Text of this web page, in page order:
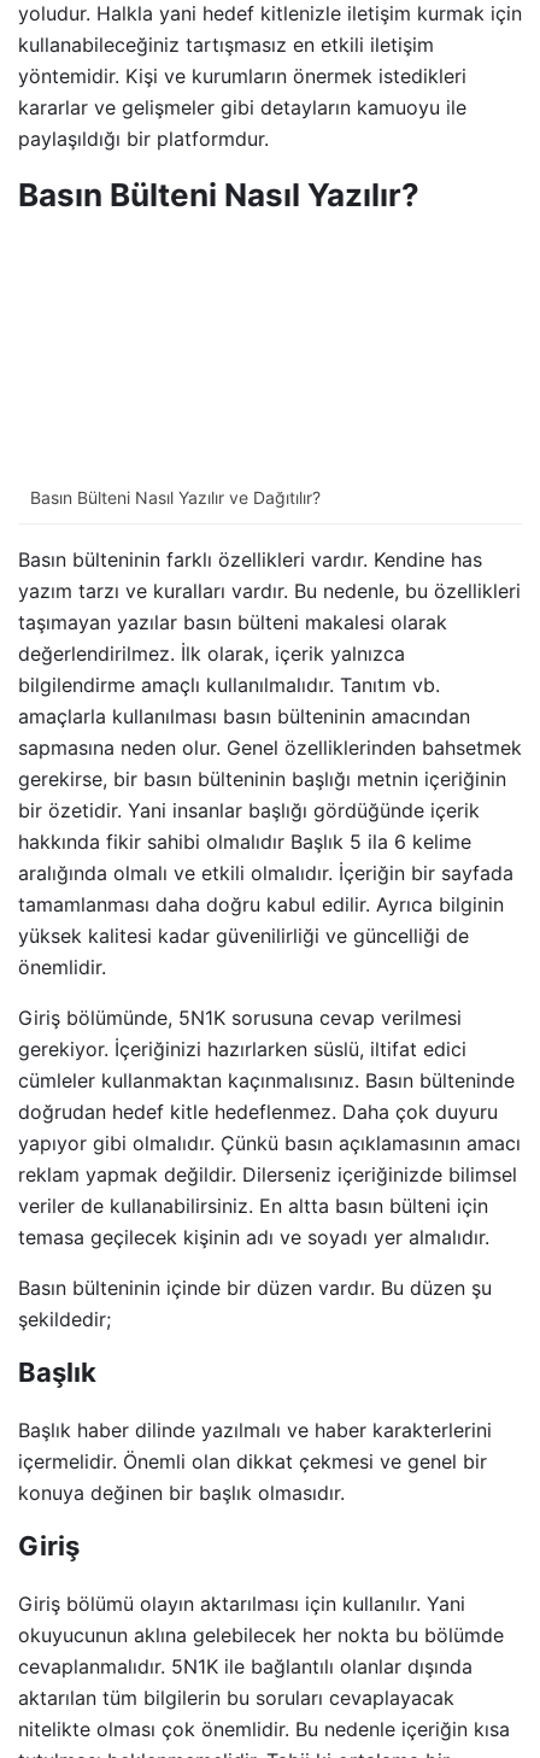
yoludur. Halkla yani hedef kitlenizle iletişim kurmak için
kullanabileceğiniz tartışmasız en etkili iletişim
yöntemidir. Kişi ve kurumların önermek istedikleri
kararlar ve gelişmeler gibi detayların kamuoyu ile
paylaşıldığı bir platformdur.
Basın Bülteni Nasıl Yazılır?
Basın Bülteni Nasıl Yazılır ve Dağıtılır?
Basın bülteninin farklı özellikleri vardır. Kendine has
yazım tarzı ve kuralları vardır. Bu nedenle, bu özellikleri
taşımayan yazılar basın bülteni makalesi olarak
değerlendirilmez. İlk olarak, içerik yalnızca
bilgilendirme amaçlı kullanılmalıdır. Tanıtım vb.
amaçlarla kullanılması basın bülteninin amacından
sapmasına neden olur. Genel özelliklerinden bahsetmek
gerekirse, bir basın bülteninin başlığı metnin içeriğinin
bir özetidir. Yani insanlar başlığı gördüğünde içerik
hakkında fikir sahibi olmalıdır Başlık 5 ila 6 kelime
aralığında olmalı ve etkili olmalıdır. İçeriğin bir sayfada
tamamlanması daha doğru kabul edilir. Ayrıca bilginin
yüksek kalitesi kadar güvenilirliği ve güncelliği de
önemlidir.
Giriş bölümünde, 5N1K sorusuna cevap verilmesi
gerekiyor. İçeriğinizi hazırlarken süslü, iltifat edici
cümleler kullanmaktan kaçınmalısınız. Basın bülteninde
doğrudan hedef kitle hedeflenmez. Daha çok duyuru
yapıyor gibi olmalıdır. Çünkü basın açıklamasının amacı
reklam yapmak değildir. Dilerseniz içeriğinizde bilimsel
veriler de kullanabilirsiniz. En altta basın bülteni için
temasa geçilecek kişinin adı ve soyadı yer almalıdır.
Basın bülteninin içinde bir düzen vardır. Bu düzen şu
şekildedir;
Başlık
Başlık haber dilinde yazılmalı ve haber karakterlerini
içermelidir. Önemli olan dikkat çekmesi ve genel bir
konuya değinen bir başlık olmasıdır.
Giriş
Giriş bölümü olayın aktarılması için kullanılır. Yani
okuyucunun aklına gelebilecek her nokta bu bölümde
cevaplanmalıdır. 5N1K ile bağlantılı olanlar dışında
aktarılan tüm bilgilerin bu soruları cevaplayacak
nitelikte olması çok önemlidir. Bu nedenle içeriğin kısa